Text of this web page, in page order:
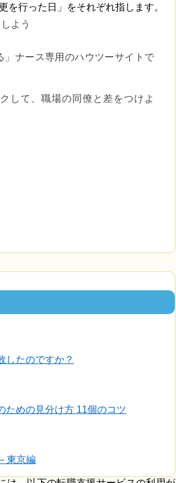
行った日」をそれぞれ指します。
よう
ナース専用のハウツーサイトで
して、職場の同僚と差をつけよ
したのですか？
ための見分け方 11個のコツ
東京編